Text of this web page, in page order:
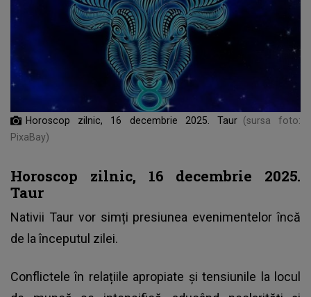
Horoscop zilnic, 16 decembrie 2025. Taur (sursa foto:
PixaBay)
Horoscop zilnic, 16 decembrie 2025.
Taur
Nativii Taur vor simți presiunea evenimentelor încă
de la începutul zilei.
Conflictele în relațiile apropiate și tensiunile la locul